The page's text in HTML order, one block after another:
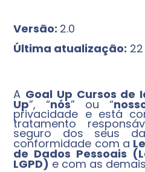
Versão: 2.0
Última atualização:
A Goal Up Cursos de
Up”, “nós” ou “
privacidade e está
tratamento
seguro dos seus
conformidade com a
de Dados Pessoais
LGPD) e com as